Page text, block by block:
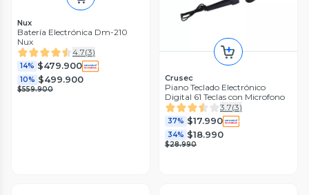
Nux
Batería Electrónica Dm-210
Nux
4.7(3)
14% $479.900
10% $499.900
$559.900
Crusec
Piano Teclado Electrónico
Digital 61 Teclas con Microfono
3.7(3)
37% $17.990
34% $18.990
$28.990